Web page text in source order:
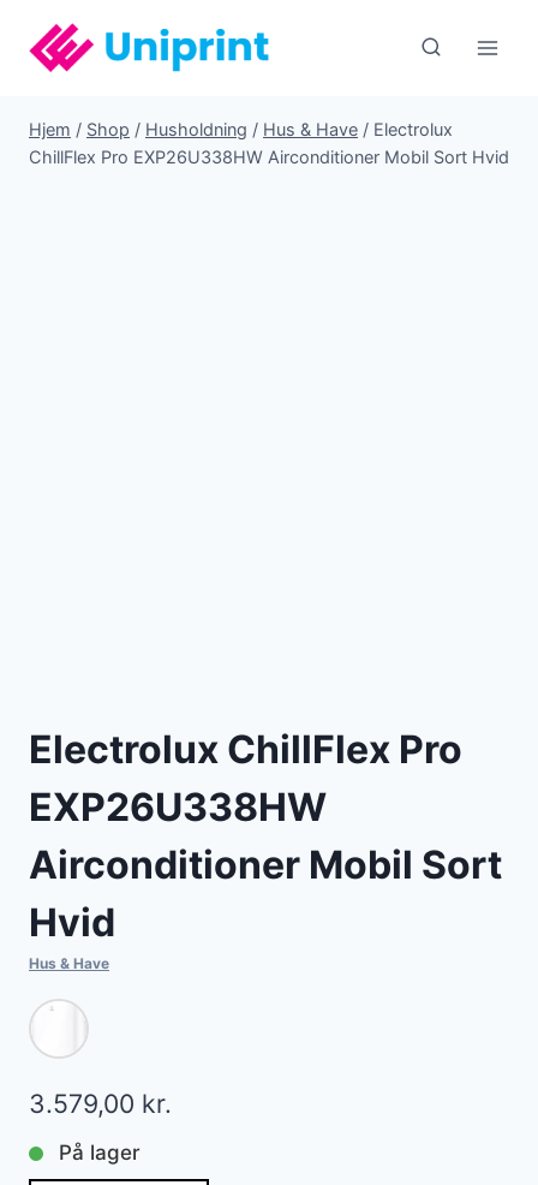
indhold
Hjem / Shop / Husholdning / Hus & Have / Electrolux
ChillFlex Pro EXP26U338HW Airconditioner Mobil Sort Hvid
Electrolux ChillFlex Pro
EXP26U338HW
Airconditioner Mobil Sort
Hvid
Hus & Have
3.579,00 kr.
På lager